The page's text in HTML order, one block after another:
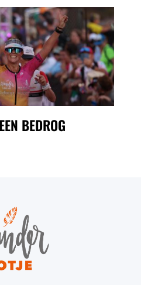
BEDROG